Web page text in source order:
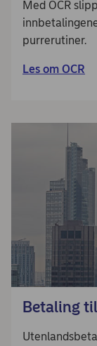
Med OCR
purrerutiner.
Les om OCR
Betaling